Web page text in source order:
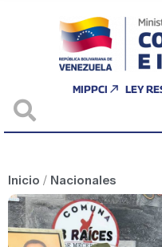
MIPPCI LEY
Inicio / Nacionales